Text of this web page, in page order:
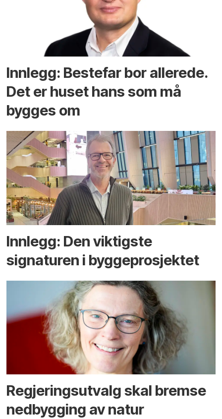
Innlegg: Bestefar bor allerede.
Det er huset hans som må
bygges om
Innlegg: Den viktigste
signaturen i bygge­­prosjektet
Regjerings­utvalg skal bremse
ned­bygging av natur